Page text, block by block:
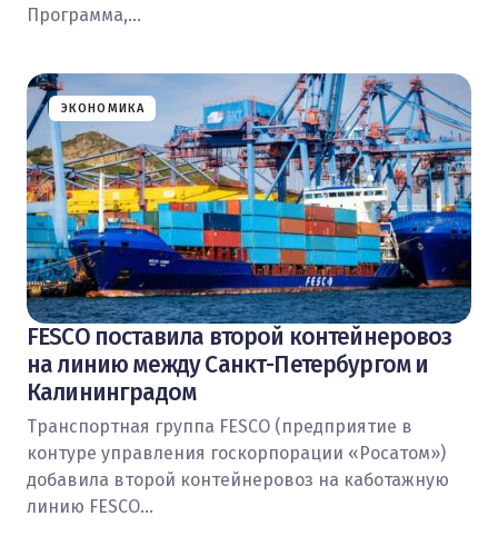
Программа,…
ЭКОНОМИКА
FESCO поставила второй контейнеровоз
на линию между Санкт-Петербургом и
Калининградом
Транспортная группа FESCO (предприятие в
контуре управления госкорпорации «Росатом»)
добавила второй контейнеровоз на каботажную
линию FESCO…